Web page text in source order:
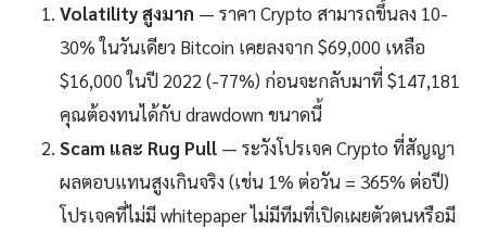
Volatility สูงมาก — ราคา Crypto สามารถขึ้นลง 10-
30% ในวันเดียว Bitcoin เคยลงจาก $69,000 เหลือ
$16,000 ในปี 2022 (-77%) ก่อนจะกลับมาที่ $147,181
คุณต้องทนได้กับ drawdown ขนาดนี้
Scam และ Rug Pull — ระวังโปรเจค Crypto ที่สัญญา
ผลตอบแทนสูงเกินจริง (เช่น 1% ต่อวัน = 365% ต่อปี)
โปรเจคที่ไม่มี whitepaper ไม่มีทีมที่เปิดเผยตัวตนหรือมี